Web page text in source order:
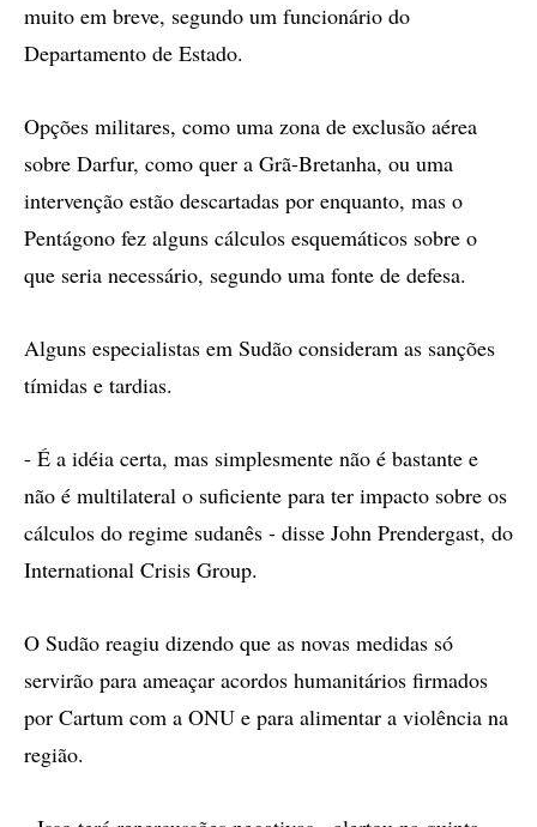
muito em breve, segundo um funcionário do
Departamento de Estado.
Opções militares, como uma zona de exclusão aérea
sobre Darfur, como quer a Grã-Bretanha, ou uma
intervenção estão descartadas por enquanto, mas o
Pentágono fez alguns cálculos esquemáticos sobre o
que seria necessário, segundo uma fonte de defesa.
Alguns especialistas em Sudão consideram as sanções
tímidas e tardias.
- É a idéia certa, mas simplesmente não é bastante e
não é multilateral o suficiente para ter impacto sobre os
cálculos do regime sudanês - disse John Prendergast, do
International Crisis Group.
O Sudão reagiu dizendo que as novas medidas só
servirão para ameaçar acordos humanitários firmados
por Cartum com a ONU e para alimentar a violência na
região.